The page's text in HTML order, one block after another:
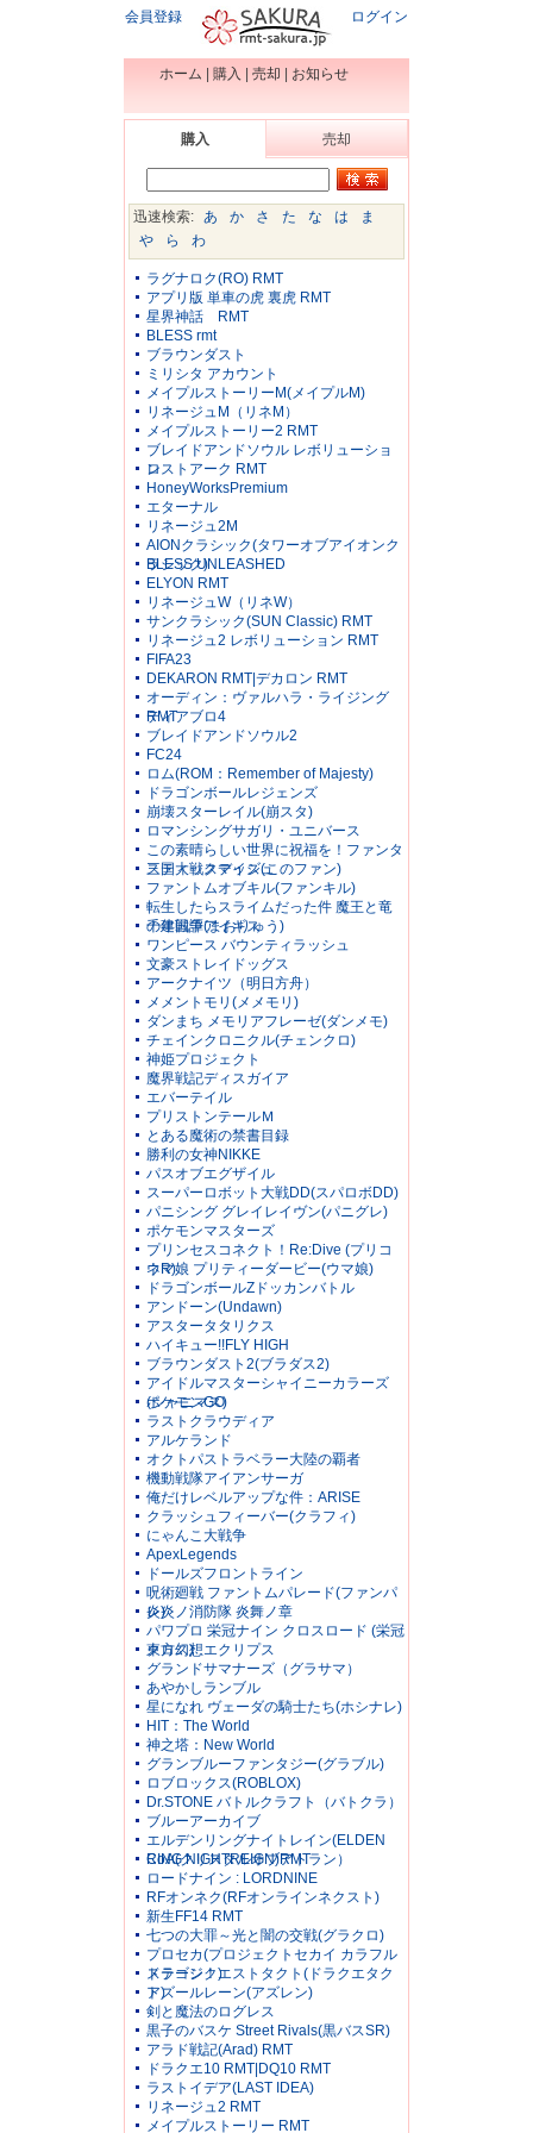
会員登録 ログイン
ホーム 購入 売却 お知らせ
購入 売却
迅速検索: あ か さ た な は
ま
や
ら わ
ラグナロク(RO) RMT
アプリ版 単車の虎 裏虎 RMT
星界神話 RMT
BLESS rmt
ブラウンダスト
ミリシタ アカウント
メイプルストーリーM(メイプルM)
リネージュM（リネM）
メイプルストーリー2 RMT
ブレイドアンドソウル レボリューショ
ン
ロストアーク RMT
HoneyWorksPremium
エターナル
リネージュ2M
AIONクラシック(タワーオブアイオンク
ラシック)
BLESS UNLEASHED
ELYON RMT
リネージュW（リネW）
サンクラシック(SUN Classic) RMT
リネージュ2 レボリューション RMT
FIFA23
DEKARON RMT|デカロン RMT
オーディン：ヴァルハラ・ライジング
RMT
ディアブロ4
ブレイドアンドソウル2
FC24
ロム(ROM：Remember of Majesty)
ドラゴンボールレジェンズ
崩壊スターレイル(崩スタ)
ロマンシングサガリ・ユニバース
この素晴らしい世界に祝福を！ファンタ
スティックデイズ(このファン)
三国大戦スマッシュ
ファントムオブキル(ファンキル)
転生したらスライムだった件 魔王と竜
の建国譚(まおりゅう)
千年戦争アイギス
ワンピース バウンティラッシュ
文豪ストレイドッグス
アークナイツ（明日方舟）
メメントモリ(メメモリ)
ダンまち メモリアフレーゼ(ダンメモ)
チェインクロニクル(チェンクロ)
神姫プロジェクト
魔界戦記ディスガイア
エバーテイル
プリストンテールＭ
とある魔術の禁書目録
勝利の女神NIKKE
パスオブエグザイル
スーパーロボット大戦DD(スパロボDD)
パニシング グレイレイヴン(パニグレ)
ポケモンマスターズ
プリンセスコネクト！Re:Dive (プリコ
ネR)
ウマ娘 プリティーダービー(ウマ娘)
ドラゴンボールZドッカンバトル
アンドーン(Undawn)
アスタータタリクス
ハイキュー!!FLY HIGH
ブラウンダスト2(ブラダス2)
アイドルマスターシャイニーカラーズ
(シャニマス)
ポケモンGO
ラストクラウディア
アルケランド
オクトパストラベラー大陸の覇者
機動戦隊アイアンサーガ
俺だけレベルアップな件：ARISE
クラッシュフィーバー(クラフィ)
にゃんこ大戦争
ApexLegends
ドールズフロントライン
呪術廻戦 ファントムパレード(ファンパ
レ)
炎炎ノ消防隊 炎舞ノ章
パワプロ 栄冠ナイン クロスロード (栄冠
クロス)
東方幻想エクリプス
グランドサマナーズ（グラサマ）
あやかしランブル
星になれ ヴェーダの騎士たち(ホシナレ)
HIT：The World
神之塔：New World
グランブルーファンタジー(グラブル)
ロブロックス(ROBLOX)
Dr.STONE バトルクラフト（バトクラ）
ブルーアーカイブ
エルデンリングナイトレイン(ELDEN
RING NIGHTREIGN)RMT
CoA(クリスタルオブアトラン）
ロードナイン : LORDNINE
RFオンネク(RFオンラインネクスト)
新生FF14 RMT
七つの大罪～光と闇の交戦(グラクロ)
プロセカ(プロジェクトセカイ カラフル
ステージ！)
ドラゴンクエストタクト(ドラクエタク
ト)
アズールレーン(アズレン)
剣と魔法のログレス
黒子のバスケ Street Rivals(黒バスSR)
アラド戦記(Arad) RMT
ドラクエ10 RMT|DQ10 RMT
ラストイデア(LAST IDEA)
リネージュ2 RMT
メイプルストーリー RMT